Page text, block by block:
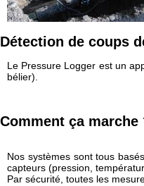
Détection de coups
Le Pressure Logger est un
bélier).
Comment ça marche
Nos systèmes sont tous
capteurs (pression,
Par sécurité, toutes les